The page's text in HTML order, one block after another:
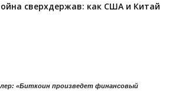
сверхдержав: как США и Китай
«Биткоин произведет финансовый